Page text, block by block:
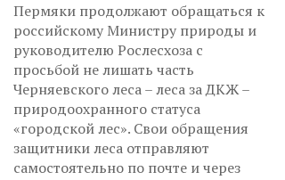
Пермяки продолжают обращаться к
российскому Министру природы и
руководителю Рослесхоза с
просьбой не лишать часть
Черняевского леса – леса за ДКЖ –
природоохранного статуса
«городской лес». Свои обращения
защитники леса отправляют
самостоятельно по почте и через